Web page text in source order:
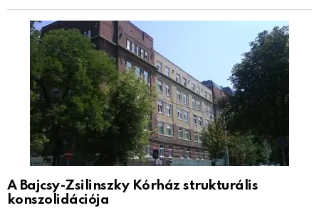
A Bajcsy-Zsilinszky Kórház strukturális
konszolidációja